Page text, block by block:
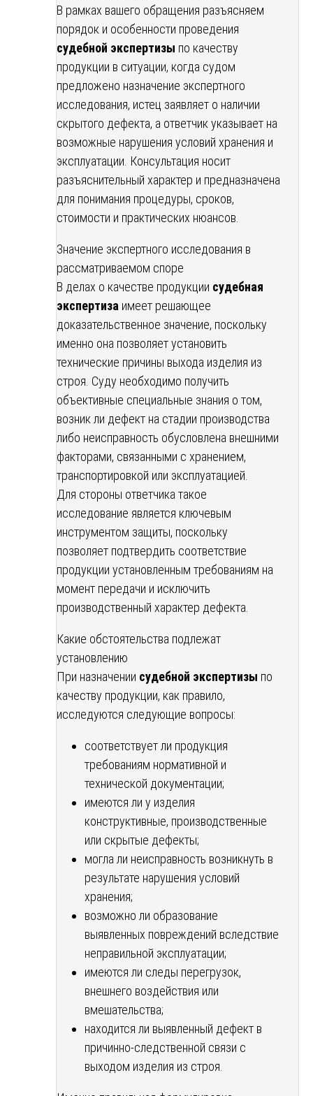
В рамках вашего обращения разъясняем
порядок и особенности проведения
судебной экспертизы по качеству
продукции в ситуации, когда судом
предложено назначение экспертного
исследования, истец заявляет о наличии
скрытого дефекта, а ответчик указывает на
возможные нарушения условий хранения и
эксплуатации. Консультация носит
разъяснительный характер и предназначена
для понимания процедуры, сроков,
стоимости и практических нюансов.
Значение экспертного исследования в
рассматриваемом споре
В делах о качестве продукции судебная
экспертиза имеет решающее
доказательственное значение, поскольку
именно она позволяет установить
технические причины выхода изделия из
строя. Суду необходимо получить
объективные специальные знания о том,
возник ли дефект на стадии производства
либо неисправность обусловлена внешними
факторами, связанными с хранением,
транспортировкой или эксплуатацией.
Для стороны ответчика такое
исследование является ключевым
инструментом защиты, поскольку
позволяет подтвердить соответствие
продукции установленным требованиям на
момент передачи и исключить
производственный характер дефекта.
Какие обстоятельства подлежат
установлению
При назначении судебной экспертизы по
качеству продукции, как правило,
исследуются следующие вопросы:
соответствует ли продукция
требованиям нормативной и
технической документации;
имеются ли у изделия
конструктивные, производственные
или скрытые дефекты;
могла ли неисправность возникнуть в
результате нарушения условий
хранения;
возможно ли образование
выявленных повреждений вследствие
неправильной эксплуатации;
имеются ли следы перегрузок,
внешнего воздействия или
вмешательства;
находится ли выявленный дефект в
причинно-следственной связи с
выходом изделия из строя.